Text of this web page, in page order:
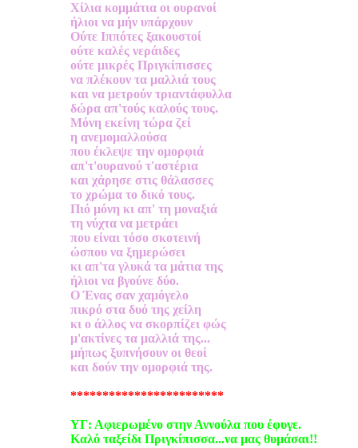
Χίλια κομμάτια οι ουρανοί
ήλιοι να μήν υπάρχουν
Ούτε Ιππότες ξακουστοί
ούτε καλές νεράιδες
ούτε μικρές Πριγκίπισσες
να πλέκουν τα μαλλιά τους
και να μετρούν τριαντάφυλλα
δώρα απ'τούς καλούς τους.
Μόνη εκείνη τώρα ζεί
η ανεμομαλλούσα
που έκλεψε την ομορφιά
απ'τ'ουρανού τ'αστέρια
και χάρησε στις θάλασσες
το χρώμα το δικό τους.
Πιό μόνη κι απ' τη μοναξιά
τη νύχτα να μετράει
που είναι τόσο σκοτεινή
ώσπου να ξημερώσει
κι απ'τα γλυκά τα μάτια της
ήλιοι να βγούνε δύο.
Ο Ένας σαν χαμόγελο
πικρό στα δυό της χείλη
κι ο άλλος να σκορπίζει φώς
μ'ακτίνες τα μαλλιά της...
μήπως ξυπνήσουν οι θεοί
και δούν την ομορφιά της.
************************
ΥΓ: Αφιερωμένο στην Αννούλα που έφυγε.
Καλό ταξείδι Πριγκίπισσα...να μας θυμάσαι!!